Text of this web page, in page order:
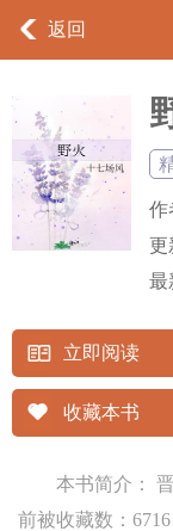
返回
作
更
最
立即阅读
收藏本书
本书简介：
前被收藏数：